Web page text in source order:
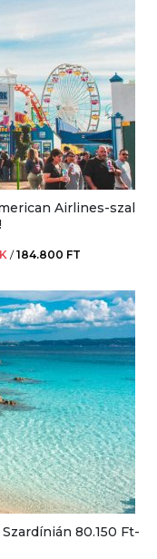
Airlines-szal
/184.800 FT
80.150 Ft-